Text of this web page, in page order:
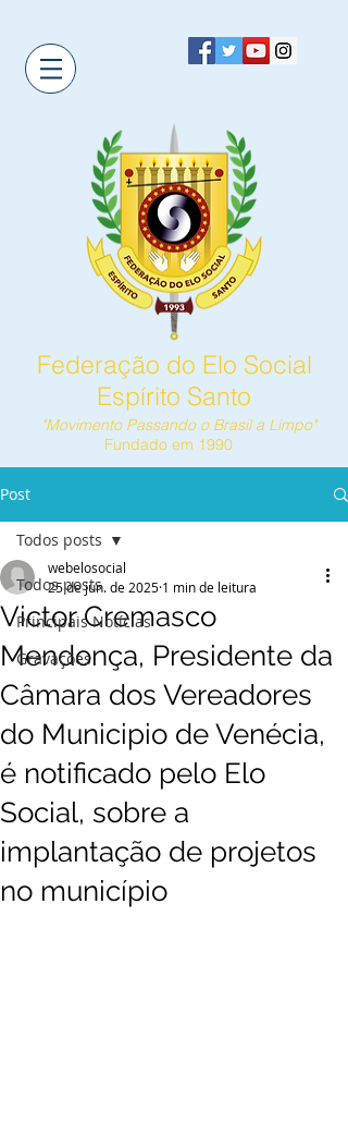
Federação do Elo Social
Espírito Santo
"Movimento Passando o Brasil a Limpo"
Fundado em 1990
Post
Todos posts
Principais Notícias
Gravações
Todos posts
Victor Cremasco
Mendonça, Presidente da
Câmara dos Vereadores
do Municipio de Venécia,
é notificado pelo Elo
Social, sobre a
implantação de projetos
no município
webelosocial
25 de jun. de 2025 1 min de leitura